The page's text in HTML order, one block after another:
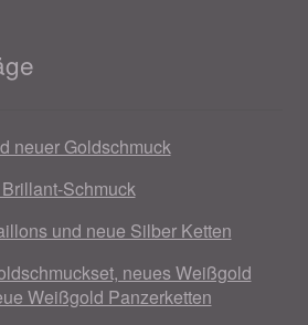
neuer Goldschmuck
Schmuck
und neue Silber Ketten
neues Weißgold
Weißgold Panzerketten